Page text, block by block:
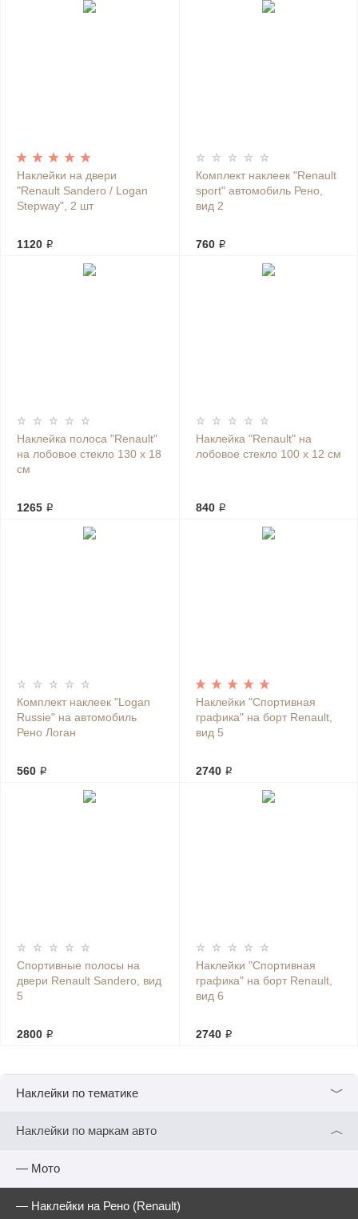
Наклейки на двери
"Renault Sandero / Logan
Stepway", 2 шт
1120 ₽
Комплект наклеек "Renault
sport" автомобиль Рено,
вид 2
760 ₽
Наклейка полоса "Renault"
на лобовое стекло 130 х 18
см
1265 ₽
Наклейка "Renault" на
лобовое стекло 100 х 12 см
840 ₽
Комплект наклеек "Logan
Russie" на автомобиль
Рено Логан
560 ₽
Наклейки "Спортивная
графика" на борт Renault,
вид 5
2740 ₽
Спортивные полосы на
двери Renault Sandero, вид
5
2800 ₽
Наклейки "Спортивная
графика" на борт Renault,
вид 6
2740 ₽
Наклейки по тематике ﹀
Наклейки по маркам авто ︿
— Мото
— Наклейки на Рено (Renault)